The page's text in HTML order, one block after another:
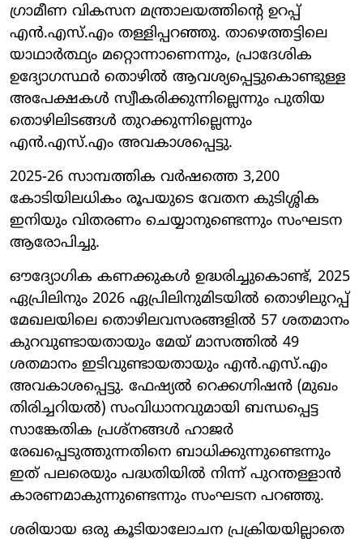
ഗ്രാമീണ വികസന മന്ത്രാലയത്തിന്റെ ഉറപ്പ്
എൻ.എസ്.എം തള്ളിപ്പറഞ്ഞു. താഴെത്തട്ടിലെ
യാഥാർത്ഥ്യം മറ്റൊന്നാണെന്നും, പ്രാദേശിക
ഉദ്യോഗസ്ഥർ തൊഴിൽ ആവശ്യപ്പെട്ടുകൊണ്ടുള്ള
അപേക്ഷകൾ സ്വീകരിക്കുന്നില്ലെന്നും പുതിയ
തൊഴിലിടങ്ങൾ തുറക്കുന്നില്ലെന്നും
എൻ.എസ്.എം അവകാശപ്പെട്ടു.
2025-26 സാമ്പത്തിക വർഷത്തെ 3,200
കോടിയിലധികം രൂപയുടെ വേതന കുടിശ്ശിക
ഇനിയും വിതരണം ചെയ്യാനുണ്ടെന്നും സംഘടന
ആരോപിച്ചു.
ഔദ്യോഗിക കണക്കുകൾ ഉദ്ധരിച്ചുകൊണ്ട്, 2025
ഏപ്രിലിനും 2026 ഏപ്രിലിനുമിടയിൽ തൊഴിലുറപ്പ്
മേഖലയിലെ തൊഴിലവസരങ്ങളിൽ 57 ശതമാനം
കുറവുണ്ടായതായും മേയ് മാസത്തിൽ 49
ശതമാനം ഇടിവുണ്ടായതായും എൻ.എസ്.എം
അവകാശപ്പെട്ടു. ഫേഷ്യൽ റെക്കഗ്നിഷൻ (മുഖം
തിരിച്ചറിയൽ) സംവിധാനവുമായി ബന്ധപ്പെട്ട
സാങ്കേതിക പ്രശ്നങ്ങൾ ഹാജർ
രേഖപ്പെടുത്തുന്നതിനെ ബാധിക്കുന്നുണ്ടെന്നും
ഇത് പലരെയും പദ്ധതിയിൽ നിന്ന് പുറന്തള്ളാൻ
കാരണമാകുന്നുണ്ടെന്നും സംഘടന പറഞ്ഞു.
ശരിയായ ഒരു കൂടിയാലോചന പ്രക്രിയയില്ലാതെ